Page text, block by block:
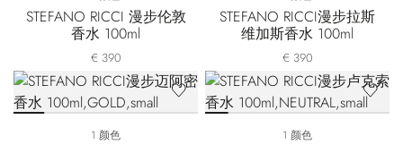
STEFANO RICCI 漫步伦敦
香水 100ml
€ 390
STEFANO RICCI漫步拉斯
维加斯香水 100ml
€ 390
1 颜色 1 颜色